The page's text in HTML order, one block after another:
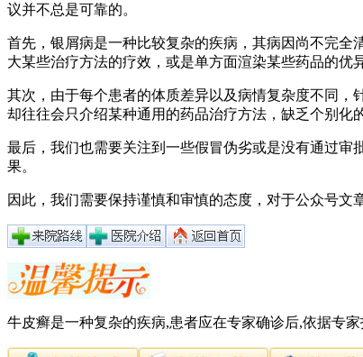
议并不总是可靠的。
首先，银屑病是一种比较复杂的疾病，其病因尚不完
大某些治疗方法的疗效，或是单方面渲染某些药品的优
其次，由于每个患者的体质差异以及病情复杂度不同，
却往往会只介绍某种通用的药品治疗方法，缺乏个别化
最后，我们也需要关注到一些假冒伪劣或是没有通过
果。
因此，我们需要保持谨慎和审慎的态度，对于公众号文
牛皮癣是一种复杂的疾病,患者应在专家确诊后,依据专家